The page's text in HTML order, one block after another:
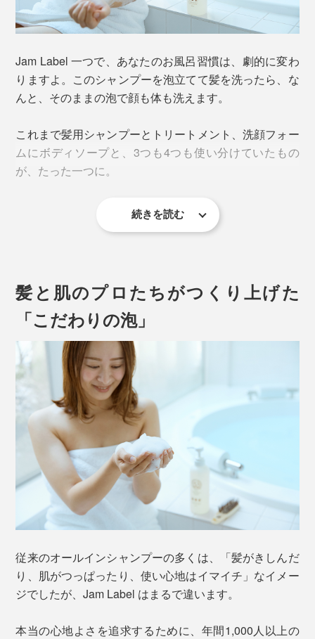
Jam Label 一つで、あなたのお風呂習慣は、劇的に変わ
りますよ。このシャンプーを泡立てて髪を洗ったら、な
んと、そのままの泡で顔も体も洗えます。
これまで髪用シャンプーとトリートメント、洗顔フォー
ムにボディソープと、3つも4つも使い分けていたもの
が、たった一つに。
さらに、1回1回、洗っては流していた手間もなくなりま
す。
Jam Label を手のひらに500円玉程度（約5ml）出して、
続きを読む
髪と肌のプロたちがつくり上げた
「こだわりの泡」
従来のオールインシャンプーの多くは、「髪がきしんだ
り、肌がつっぱったり、使い心地はイマイチ」なイメー
ジでしたが、Jam Label はまるで違います。
本当の心地よさを追求するために、年間1,000人以上の